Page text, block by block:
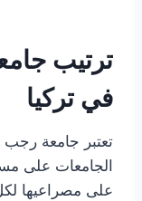
ترتيب
في تركيا
تعتبر جامعة
الجامعات على
على مصراعيها